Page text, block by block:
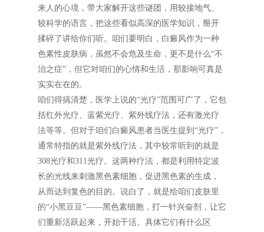
来人的心境，带大家解开这些谜团，用较接地气、
较科学的语言，把这些看似高深的医学知识，掰开
揉碎了讲给你们听。咱们要明白，白癜风作为一种
色素性皮肤病，虽然不会危及生命，更不是什么“不
治之症”，但它对咱们的心情和生活，那影响可真是
实实在在的。
咱们得搞清楚，医学上说的“光疗”范围可广了，它包
括红外光疗、蓝紫光疗、紫外线疗法，还有激光疗
法等等。但对于咱们白癜风患者当医生提到“光疗”，
通常特指的就是紫外线疗法，其中较常听到的就是
308光疗和311光疗。这两种疗法，都是利用特定波
长的光线来刺激黑色素细胞，促进黑色素的生成，
从而达到复色的目的。说白了，就是给咱们皮肤里
的“小黑豆豆”——黑色素细胞，打一针兴奋剂，让它
们重新活跃起来，开始干活。具体它们有什么区